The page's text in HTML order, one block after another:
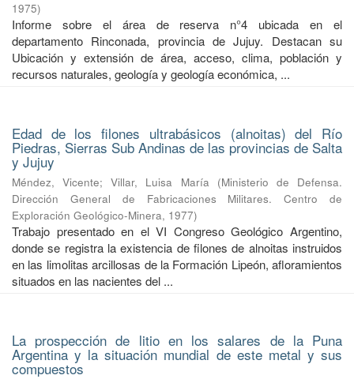
1975)
Informe sobre el área de reserva n°4 ubicada en el
departamento Rinconada, provincia de Jujuy. Destacan su
Ubicación y extensión de área, acceso, clima, población y
recursos naturales, geología y geología económica, ...
Edad de los filones ultrabásicos (alnoitas) del Río
Piedras, Sierras Sub Andinas de las provincias de Salta
y Jujuy
Méndez, Vicente;Villar, Luisa María (Ministerio de Defensa.
Dirección General de Fabricaciones Militares. Centro de
Exploración Geológico-Minera, 1977)
Trabajo presentado en el VI Congreso Geológico Argentino,
donde se registra la existencia de filones de alnoitas instruidos
en las limolitas arcillosas de la Formación Lipeón, afloramientos
situados en las nacientes del ...
La prospección de litio en los salares de la Puna
Argentina y la situación mundial de este metal y sus
compuestos